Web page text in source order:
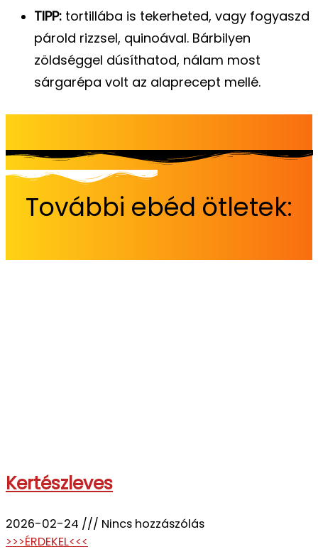
TIPP: tortillába is tekerheted, vagy fogyaszd
párold rizzsel, quinoával. Bárbilyen
zöldséggel dúsíthatod, nálam most
sárgarépa volt az alaprecept mellé.
További ebéd ötletek:
Kertészleves
2026-02-24
Nincs hozzászólás
>>>ÉRDEKEL<<<